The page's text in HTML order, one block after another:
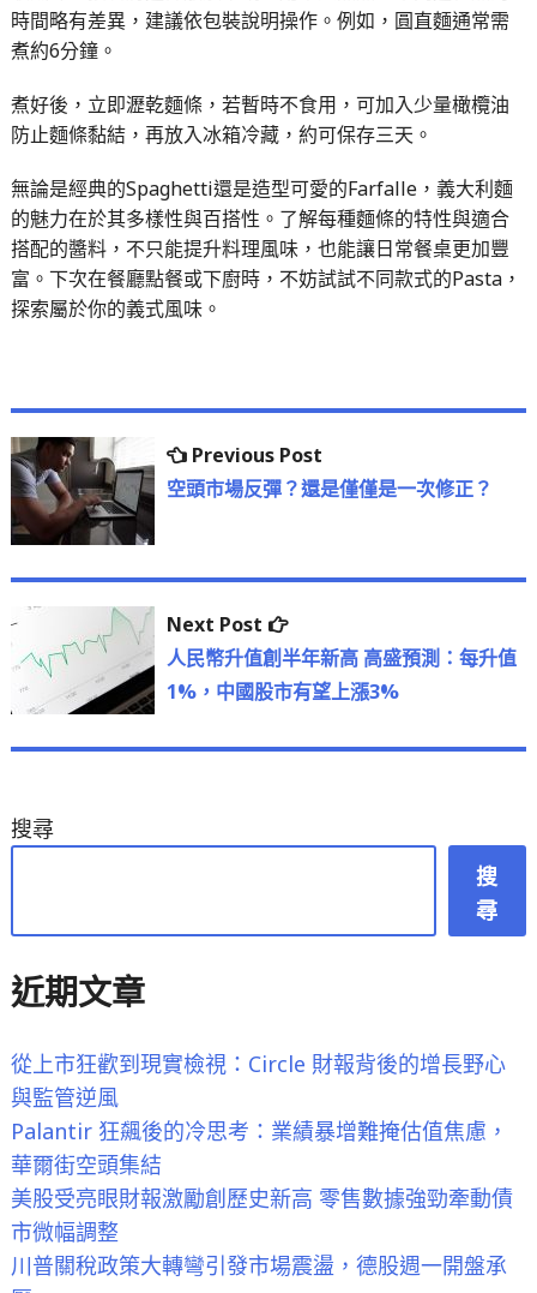
時間略有差異，建議依包裝說明操作。例如，圓直麵通常需
煮約6分鐘。
煮好後，立即瀝乾麵條，若暫時不食用，可加入少量橄欖油
防止麵條黏結，再放入冰箱冷藏，約可保存三天。
無論是經典的Spaghetti還是造型可愛的Farfalle，義大利麵
的魅力在於其多樣性與百搭性。了解每種麵條的特性與適合
搭配的醬料，不只能提升料理風味，也能讓日常餐桌更加豐
富。下次在餐廳點餐或下廚時，不妨試試不同款式的Pasta，
探索屬於你的義式風味。
文
章
導
覽
Previous PostPrevious
post:
空頭市場反彈？還是僅僅是一次修正？
Next Post
Next
post:
人民幣升值創半年新高 高盛預測：每升值
1%，中國股市有望上漲3%
搜尋
搜
尋
近期文章
從上市狂歡到現實檢視：Circle 財報背後的增長野心
與監管逆風
Palantir 狂飆後的冷思考：業績暴增難掩估值焦慮，
華爾街空頭集結
美股受亮眼財報激勵創歷史新高 零售數據強勁牽動債
市微幅調整
川普關稅政策大轉彎引發市場震盪，德股週一開盤承